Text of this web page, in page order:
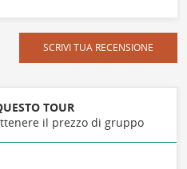
SCRIVI TUA RECENSIONE
TOUR
il prezzo di gruppo